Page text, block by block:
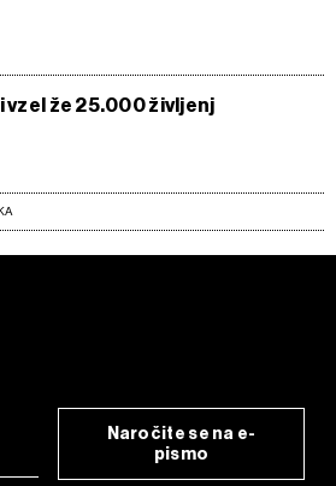
vzel že 25.000 življenj
Naročite se na e-
pismo